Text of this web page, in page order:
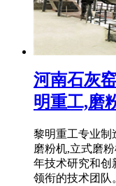
河南石灰
明重工,磨
黎明重工专业制
磨粉机,立式磨
年技术研究和创
领衔的技术团队